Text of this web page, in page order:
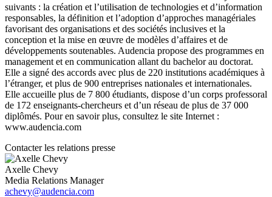
suivants : la création et l’utilisation de technologies et d’information
responsables, la définition et l’adoption d’approches managériales
favorisant des organisations et des sociétés inclusives et la
conception et la mise en œuvre de modèles d’affaires et de
développements soutenables. Audencia propose des programmes en
management et en communication allant du bachelor au doctorat.
Elle a signé des accords avec plus de 220 institutions académiques à
l’étranger, et plus de 900 entreprises nationales et internationales.
Elle accueille plus de 7 800 étudiants, dispose d’un corps professoral
de 172 enseignants-chercheurs et d’un réseau de plus de 37 000
diplômés. Pour en savoir plus, consultez le site Internet :
www.audencia.com
Contacter les relations presse
Axelle Chevy
Media Relations Manager
achevy@audencia.com